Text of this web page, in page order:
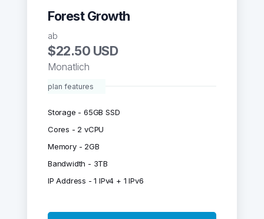
Forest Growth
ab
$22.50 USD
Monatlich
plan features
Storage - 65GB SSD
Cores - 2 vCPU
Memory - 2GB
Bandwidth - 3TB
IP Address - 1 IPv4 + 1 IPv6